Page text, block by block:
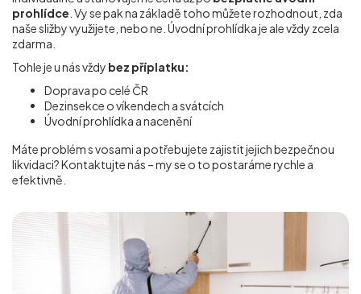
prohlídce . Vy se pak na základě toho můžete rozhodnout, zda
naše sližby využijete, nebo ne. Úvodní prohlídka je ale vždy zcela
zdarma.
Tohle je u nás vždy bez příplatku:
Doprava po celé ČR
Dezinsekce o víkendech a svátcích
Úvodní prohlídka a nacenění
Máte problém s vosami a potřebujete zajistit jejich bezpečnou
likvidaci? Kontaktujte nás – my se o to postaráme rychle a
efektivně.